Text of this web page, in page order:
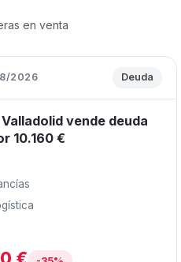
en venta
2026 Deuda
vende deuda
10.160 €
€